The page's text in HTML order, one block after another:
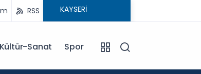
RSS
Kültür-Sanat Spor